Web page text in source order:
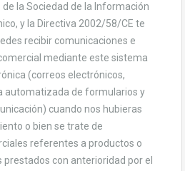
de la Sociedad de la Información
y la Directiva 2002/58/CE te
recibir comunicaciones e
mediante este sistema
(correos electrónicos,
automatizada de formularios y
cuando nos hubieras
o bien se trate de
referentes a productos o
prestados con anterioridad por el